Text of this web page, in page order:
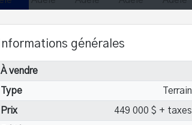
Informations générales
À vendre
Type Terrain
Prix 449 000 $ + taxes